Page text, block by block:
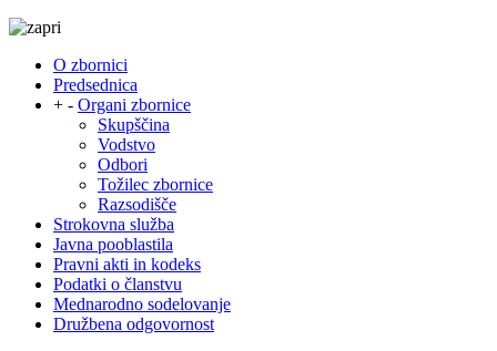
O zbornici
Predsednica
+ - Organi zbornice
Skupščina
Vodstvo
Odbori
Tožilec zbornice
Razsodišče
Strokovna služba
Javna pooblastila
Pravni akti in kodeks
Podatki o članstvu
Mednarodno sodelovanje
Družbena odgovornost